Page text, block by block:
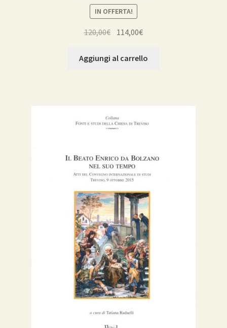
IN OFFERTA!
120,00€
originale
114,00€Il
attuale
Aggiungi al carrello